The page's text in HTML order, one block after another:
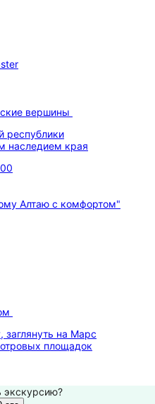
вершины
республики
наследием края
заглянуть на Марс
площадок
экскурсию?